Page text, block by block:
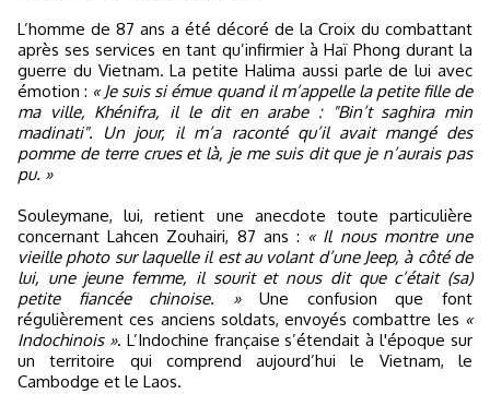
L’homme de 87 ans a été décoré de la Croix du combattant
après ses services en tant qu’infirmier à Haï Phong durant la
guerre du Vietnam. La petite Halima aussi parle de lui avec
émotion : « Je suis si émue quand il m’appelle la petite fille de
ma ville, Khénifra, il le dit en arabe : "Bin’t saghira min
madinati". Un jour, il m’a raconté qu’il avait mangé des
pomme de terre crues et là, je me suis dit que je n’aurais pas
pu. »
Souleymane, lui, retient une anecdote toute particulière
concernant Lahcen Zouhairi, 87 ans : « Il nous montre une
vieille photo sur laquelle il est au volant d’une Jeep, à côté de
lui, une jeune femme, il sourit et nous dit que c’était (sa)
petite fiancée chinoise. »Une confusion que font
régulièrement ces anciens soldats, envoyés combattre les «
Indochinois ». L’Indochine française s’étendait à l'époque sur
un territoire qui comprend aujourd’hui le Vietnam, le
Cambodge et le Laos.